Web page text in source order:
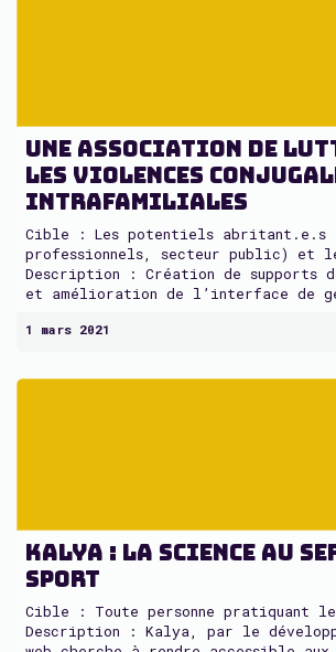
Une association de
les violences
intrafamiliales
Cible : Les potentiels
professionnels, secteur public) et
Description : Création de supports
et amélioration de l’interface de
1 mars 2021
Kalya : la science au
sport
Cible : Toute personne pratiquant
Description : Kalya, par le